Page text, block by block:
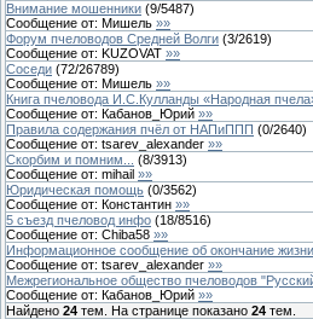
Внимание мошенники (9/5487)
Сообщение от: Мишель »»
Форум пчеловодов Средней Волги (3/2619)
Сообщение от: KUZOVAT »»
Соседи (72/26789)
Сообщение от: Мишель »»
Книга пчеловода И.С.Кулланды «Народная
Сообщение от: Кабанов_Юрий »»
Правила содержания пчёл от НАПиППП (0/2640)
Сообщение от: tsarev_alexander »»
Скорбим и помним...
(8/3913)
Сообщение от: mihail »»
Юридическая помощь (0/3562)
Сообщение от: Константин »»
5 съезд пчеловод инфо (18/8516)
Сообщение от: Chiba58 »»
Информационное сообщение об окончание
Сообщение от: tsarev_alexander »»
Межрегиональное общество пчеловодов
Сообщение от: Кабанов_Юрий »»
Найдено 24 тем. На странице показано 24 тем.